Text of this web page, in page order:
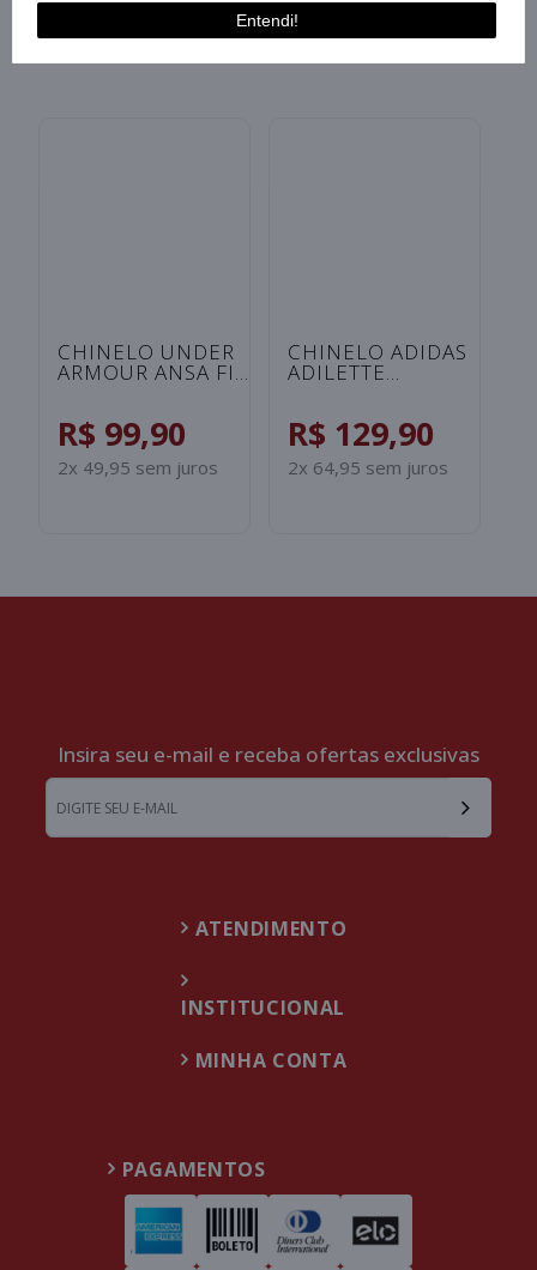
VOCÊ TAMBÉM PODE GOSTAR
CHINELO UNDER
ARMOUR ANSA FIX
R$ 99,90
2x 49,95 sem juros
CHINELO ADIDAS
ADILETTE
PRETO/BRANCO
R$ 129,90
2x 64,95 sem juros
Entendi!
Insira seu e-mail e receba ofertas exclusivas
ATENDIMENTO
INSTITUCIONAL
MINHA CONTA
PAGAMENTOS